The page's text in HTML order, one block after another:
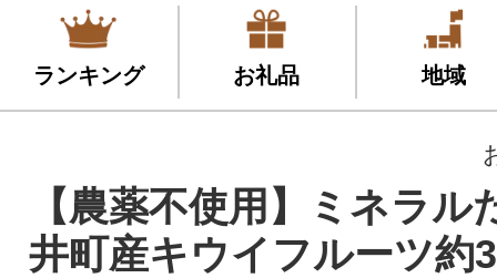
ランキング お礼品 地域
【農薬不使用】ミネラル
井町産キウイフルーツ約